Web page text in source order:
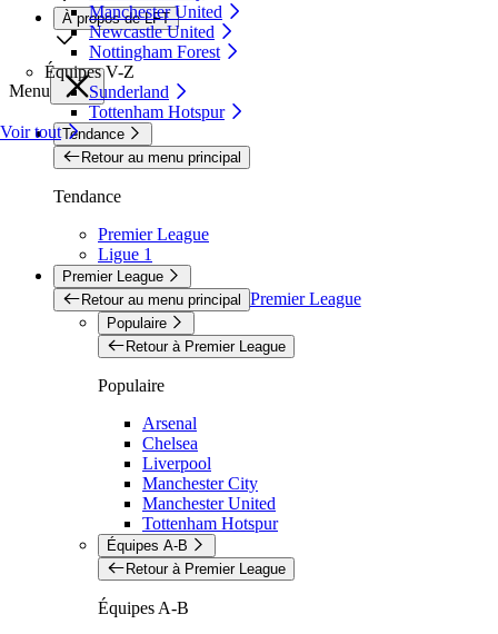
Manchester United
Newcastle United
Nottingham Forest
Équipes V-Z
Sunderland
Tottenham Hotspur
Voir tout
À propos de LFT
Menu
Tendance
Retour au menu principal
Tendance
Premier League
Ligue 1
Premier League
Retour au menu principal Premier League
Populaire
Retour à Premier League
Populaire
Arsenal
Chelsea
Liverpool
Manchester City
Manchester United
Tottenham Hotspur
Équipes A-B
Retour à Premier League
Équipes A-B